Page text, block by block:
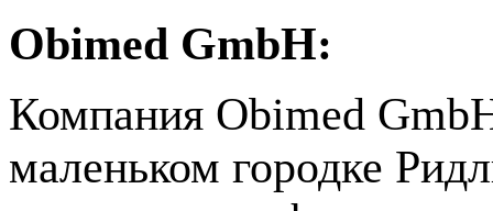
Obimed GmbH:
Компания Obimed
маленьком городке